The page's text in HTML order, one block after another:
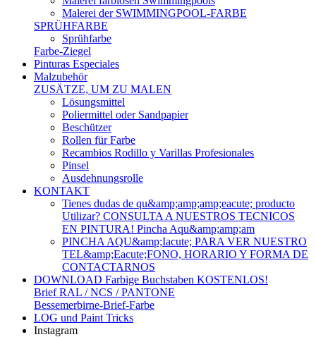
Malerei der SWIMMINGPOOL-FARBE
SPRÜHFARBE
Sprühfarbe
Farbe-Ziegel
Pinturas Especiales
Malzubehör
ZUSÄTZE, UM ZU MALEN
Lösungsmittel
Poliermittel oder Sandpapier
Beschützer
Rollen für Farbe
Recambios Rodillo y Varillas Profesionales
Pinsel
Ausdehnungsrolle
KONTAKT
Tienes dudas de qu&amp;amp;amp;eacute; producto
Utilizar? CONSULTA A NUESTROS TECNICOS
EN PINTURA! Pincha Aqu&amp;amp;am
PINCHA AQU&amp;Iacute; PARA VER NUESTRO
TEL&amp;Eacute;FONO, HORARIO Y FORMA DE
CONTACTARNOS
DOWNLOAD Farbige Buchstaben KOSTENLOS!
Brief RAL / NCS / PANTONE
Bessemerbirne-Brief-Farbe
LOG und Paint Tricks
Instagram